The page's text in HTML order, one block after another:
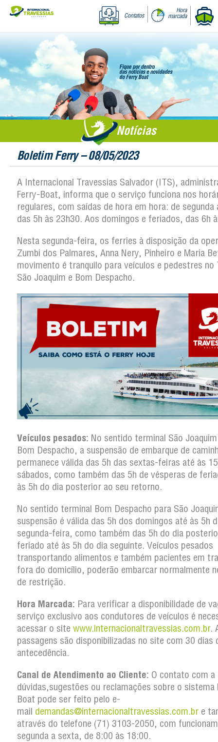
Contatos
Hora
marcada
Notícias
Boletim Ferry – 08/05/2023
A Internacional Travessias Salvador (ITS),
Ferry-Boat, informa que o serviço funciona nos
regulares, com saídas de hora em hora: de segunda
das 5h às 23h30. Aos domingos e feriados, das 6h
Nesta segunda-feira, os ferries à disposição da
Zumbi dos Palmares, Anna Nery, Pinheiro e Maria
movimento é tranquilo para veículos e pedestres no
São Joaquim e Bom Despacho.
Veículos pesados: No sentido terminal São
Bom Despacho, a suspensão de embarque de
permanece válida das 5h das sextas-feiras até às
sábados, como também das 5h de vésperas de
às 5h do dia posterior ao seu retorno.
No sentido terminal Bom Despacho para São
suspensão é válida das 5h dos domingos até às 5h
segunda-feira, como também das 5h do dia
feriado até às 5h do dia seguinte. Veículos pesados
transportando alimentos e também pacientes em
fora do domicílio, poderão embarcar normalmente
de restrição.
Hora Marcada: Para verificar a disponibilidade de
serviço exclusivo aos condutores de veículos é
acessar o site www.internacionaltravessias.com.br.
passagens são disponibilizadas no site com 30 dias
antecedência.
Canal de Atendimento ao Cliente: O contato com a
dúvidas,sugestões ou reclamações sobre o sistema
Boat pode ser feito pelo e-
mail demandas@internacionaltravessias.com.br e
através do telefone (71) 3103-2050, com
segunda a sexta, de 8:00 às 18:00.